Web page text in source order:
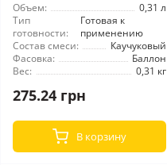
Объем:
0,31 л
Тип
готовности:
Готовая к
применению
Состав смеси:
Каучуковый
Фасовка:
Баллон
Вес:
0,31 кг
275.24 грн
В корзину